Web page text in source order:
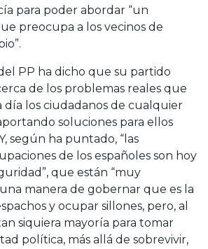
para poder abordar “un
preocupa a los vecinos de
PP ha dicho que su partido
de los problemas reales que
día los ciudadanos de cualquier
soluciones para ellos
según ha puntado, “las
de los españoles son hoy
que están “muy
manera de gobernar que es la
y ocupar sillones, pero, al
siquiera mayoría para tomar
política, más allá de sobrevivir,